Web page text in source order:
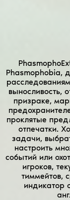
Phasmophobia,
выносливость,
призраке,
проклятые
отпечатки.
задачи,
настроить
событий или
игроков,
тиммейтов,
индикатор